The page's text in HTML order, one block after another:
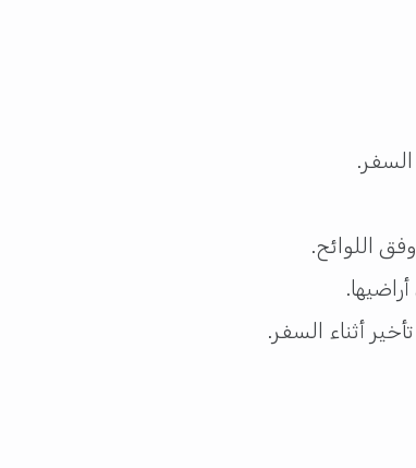
اللوائح.
أثناء السفر.